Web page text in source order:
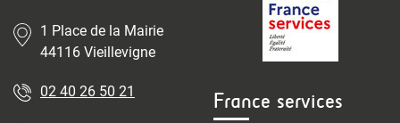
1 Place de la Mairie
44116 Vieillevigne
02 40 26 50 21 France services